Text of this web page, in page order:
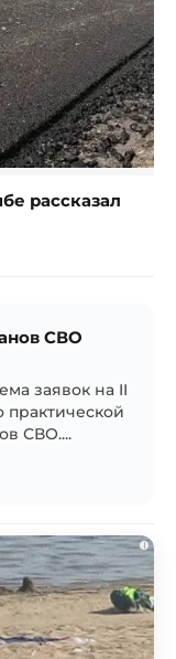
рассказал
СВО
заявок на II
практической
СВО....
i